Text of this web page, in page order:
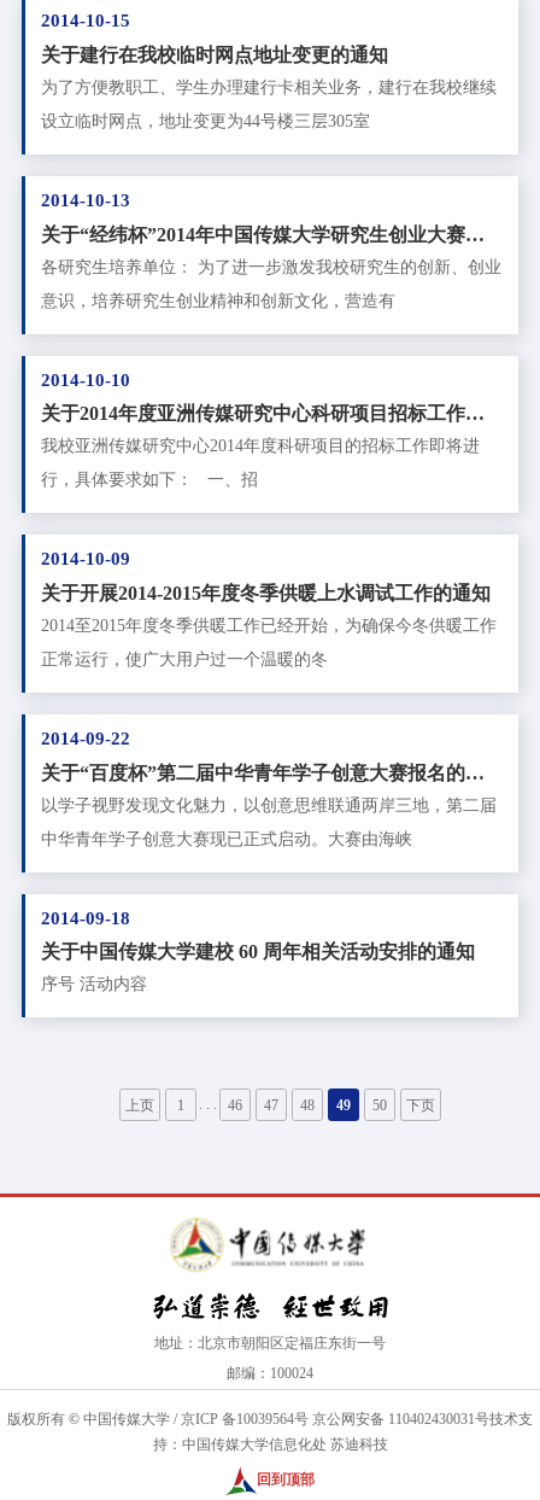
2014-10-15
关于建行在我校临时网点地址变更的通知
为了方便教职工、学生办理建行卡相关业务，建行在我校继续
设立临时网点，地址变更为44号楼三层305室
2014-10-13
关于“经纬杯”2014年中国传媒大学研究生创业大赛的
通知
各研究生培养单位： 为了进一步激发我校研究生的创新、创业
意识，培养研究生创业精神和创新文化，营造有
2014-10-10
关于2014年度亚洲传媒研究中心科研项目招标工作的
通知
我校亚洲传媒研究中心2014年度科研项目的招标工作即将进
行，具体要求如下： 一、招
2014-10-09
关于开展2014-2015年度冬季供暖上水调试工作的通知
2014至2015年度冬季供暖工作已经开始，为确保今冬供暖工作
正常运行，使广大用户过一个温暖的冬
2014-09-22
关于“百度杯”第二届中华青年学子创意大赛报名的通
知
以学子视野发现文化魅力，以创意思维联通两岸三地，第二届
中华青年学子创意大赛现已正式启动。大赛由海峡
2014-09-18
关于中国传媒大学建校 60 周年相关活动安排的通知
序号 活动内容
上页 1 . . . 46 47 48 49 50 下页
地址：北京市朝阳区定福庄东街一号
邮编：100024
版权所有 © 中国传媒大学 /京ICP 备10039564号 京公网安备 110402430031号技术支
持：中国传媒大学信息化处 苏迪科技
回到顶部